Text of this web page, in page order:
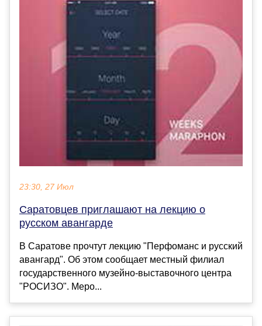
23:30, 27 Июл
Саратовцев приглашают на лекцию о
русском авангарде
В Саратове прочтут лекцию "Перфоманс и русский
авангард". Об этом сообщает местный филиал
государственного музейно-выставочного центра
"РОСИЗО". Меро...